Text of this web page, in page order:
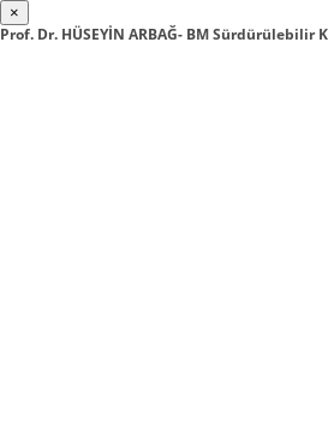
×
Prof. Dr. HÜSEYİN ARBAĞ- BM Sürdürülebilir